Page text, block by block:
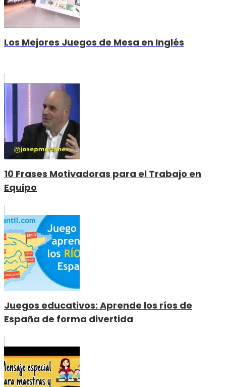
Los Mejores Juegos de Mesa en Inglés
10 Frases Motivadoras para el Trabajo en
Equipo
Juegos educativos: Aprende los ríos de
España de forma divertida